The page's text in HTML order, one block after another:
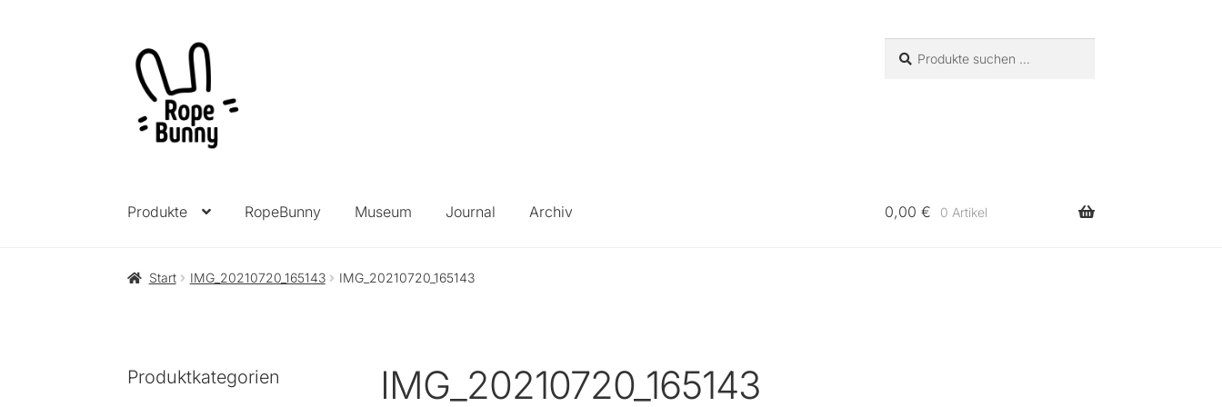
Zur
Navigation
springen
Zum
Inhalt
springen
nach:
Produkte RopeBunny Museum Journal Archiv 0,00 € 0 Artikel
Start IMG_20210720_165143 IMG_20210720_165143
IMG_20210720_165143
Produktkategorien